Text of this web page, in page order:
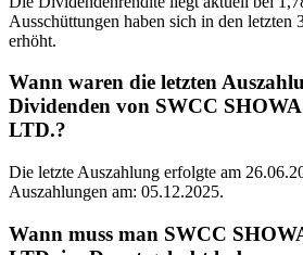
Ausschüttungen haben sich in den letzten
erhöht.
Wann waren die letzten
Dividenden von SWCC
LTD.?
Die letzte Auszahlung erfolgte am
Auszahlungen am: 05.12.2025.
Wann muss man SWCC